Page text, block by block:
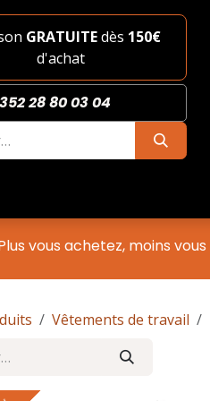
GRATUITEdès 150€
d'achat
28 80 03 04
vous achetez, moins
Vêtements de travail